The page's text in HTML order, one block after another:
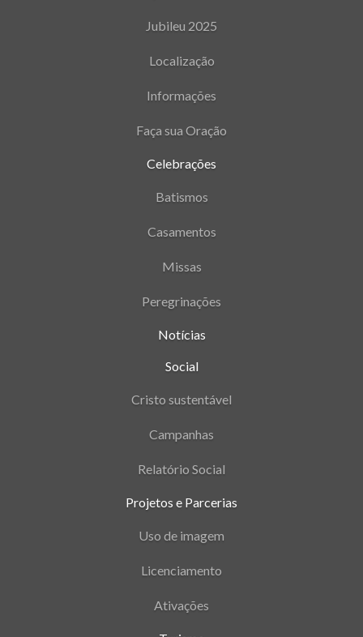
Jubileu 2025
Localização
Informações
Faça sua Oração
Celebrações
Batismos
Casamentos
Missas
Peregrinações
Notícias
Social
Cristo sustentável
Campanhas
Relatório Social
Projetos e Parcerias
Uso de imagem
Licenciamento
Ativações